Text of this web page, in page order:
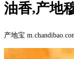
油香,产地
产地宝